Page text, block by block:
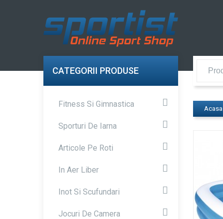
Acasa
CATEGORII PRODUSE
Fitness Si Gimnastica
Sporturi De Iarna
Articole Pe Roti
In Aer Liber
Inot Si Scufundari
Jocuri De Camera